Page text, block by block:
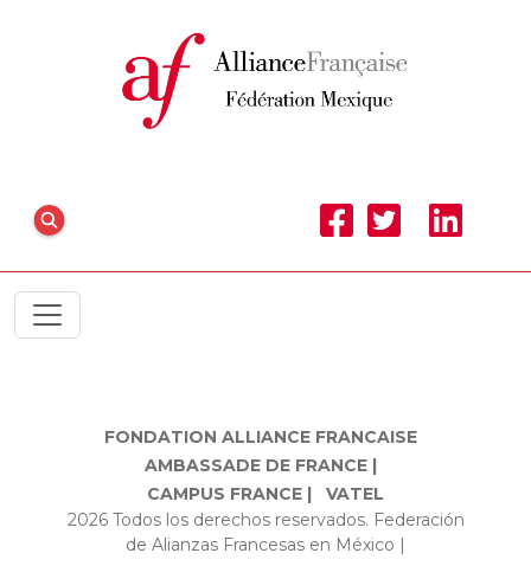
FONDATION ALLIANCE FRANCAISE
AMBASSADE DE FRANCE |
CAMPUS FRANCE |
VATEL
2026 Todos los derechos reservados. Federación
de Alianzas Francesas en México |